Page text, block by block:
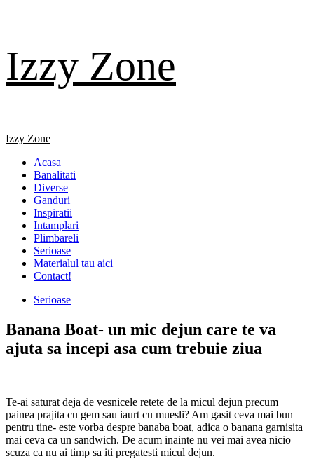
content
Izzy Zone
Primary
Izzy Zone
Acasa
Banalitati
Diverse
Ganduri
Inspiratii
Intamplari
Plimbareli
Serioase
Materialul tau aici
Contact!
Serioase
Banana Boat- un mic dejun care te va
ajuta sa incepi asa cum trebuie ziua
Te-ai saturat deja de vesnicele retete de la micul dejun precum
painea prajita cu gem sau iaurt cu muesli? Am gasit ceva mai bun
pentru tine- este vorba despre banaba boat, adica o banana garnisita
mai ceva ca un sandwich. De acum inainte nu vei mai avea nicio
scuza ca nu ai timp sa iti pregatesti micul dejun.